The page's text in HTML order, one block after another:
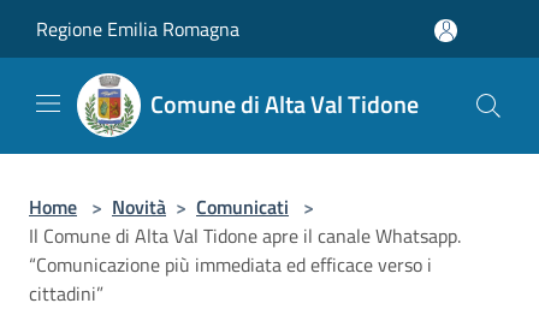
Regione Emilia Romagna
Comune di Alta Val Tidone
Home > Novità > Comunicati >
Il Comune di Alta Val Tidone apre il canale Whatsapp.
“Comunicazione più immediata ed efficace verso i
cittadini”